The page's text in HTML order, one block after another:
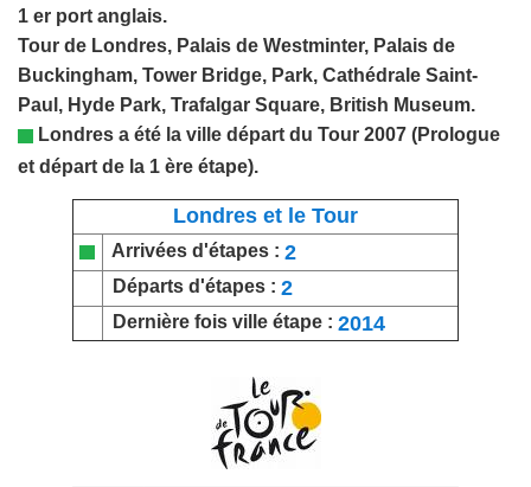
1 er port anglais.
Tour de Londres, Palais de Westminter, Palais de
Buckingham, Tower Bridge, Park, Cathédrale Saint-
Paul, Hyde Park, Trafalgar Square, British Museum.
Londres a été la ville départ du Tour 2007 (Prologue
et départ de la 1 ère étape).
Londres et le Tour
Arrivées d'étapes : 2
Départs d'étapes : 2
Dernière fois ville étape : 2014